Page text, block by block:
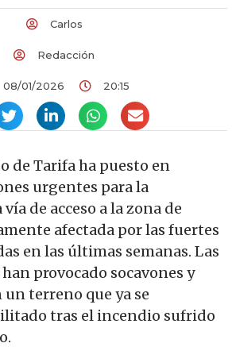
Carlos
Redacción
08/01/2026 20:15
de Tarifa ha puesto en
urgentes para la
de acceso a la zona de
afectada por las fuertes
en las últimas semanas. Las
provocado socavones y
terreno que ya se
tras el incendio sufrido